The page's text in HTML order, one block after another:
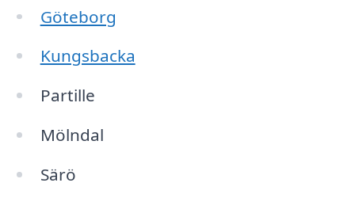
Göteborg
Kungsbacka
Partille
Mölndal
Särö